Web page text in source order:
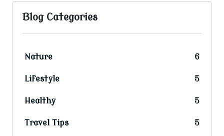
Blog Categories
Nature 6
Lifestyle 5
Healthy 5
Travel Tips 5